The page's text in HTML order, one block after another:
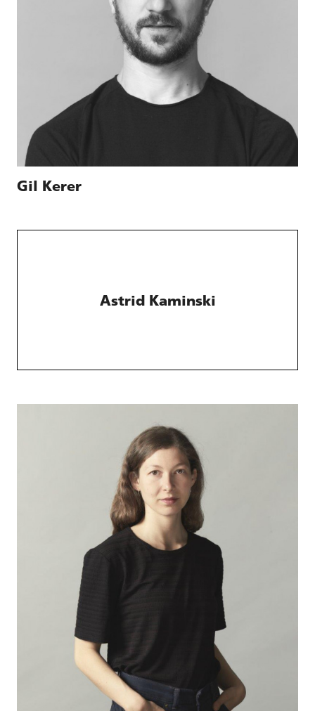
Gil Kerer
Astrid Kaminski